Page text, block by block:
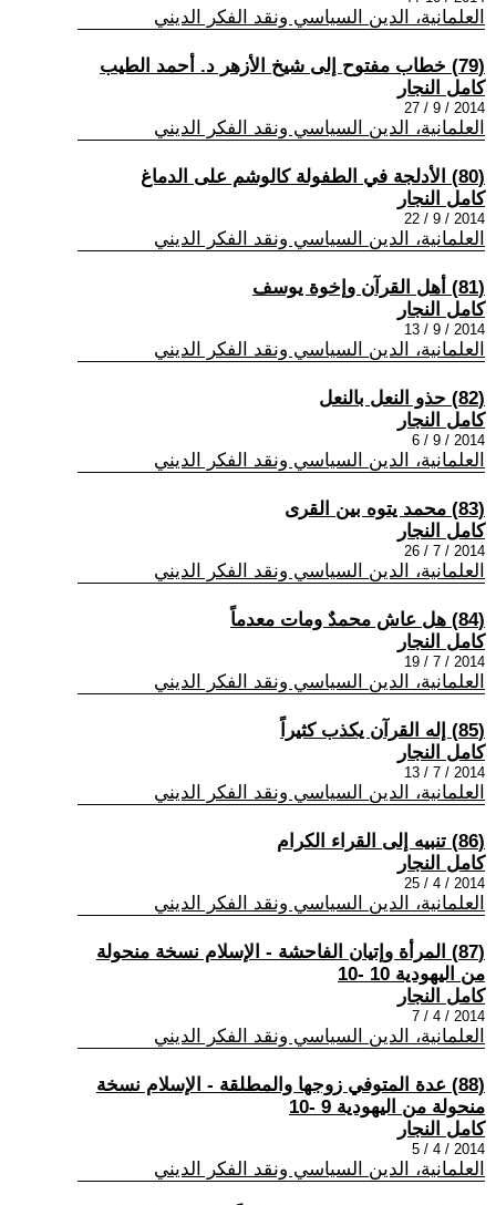
العلمانية، الدين السياسي ونقد الفكر الديني
(79) خطاب مفتوح إلى شيخ الأزهر د. أحمد الطيب
كامل النجار
2014 / 9 / 27
العلمانية، الدين السياسي ونقد الفكر الديني
(80) الأدلجة في الطفولة كالوشم على الدماغ
كامل النجار
2014 / 9 / 22
العلمانية، الدين السياسي ونقد الفكر الديني
(81) أهل القرآن وإخوة يوسف
كامل النجار
2014 / 9 / 13
العلمانية، الدين السياسي ونقد الفكر الديني
(82) حذو النعل بالنعل
كامل النجار
2014 / 9 / 6
العلمانية، الدين السياسي ونقد الفكر الديني
(83) محمد يتوه بين القرى
كامل النجار
2014 / 7 / 26
العلمانية، الدين السياسي ونقد الفكر الديني
(84) هل عاش محمدٌ ومات معدماً
كامل النجار
2014 / 7 / 19
العلمانية، الدين السياسي ونقد الفكر الديني
(85) إله القرآن يكذب كثيراً
كامل النجار
2014 / 7 / 13
العلمانية، الدين السياسي ونقد الفكر الديني
(86) تنبيه إلى القراء الكرام
كامل النجار
2014 / 4 / 25
العلمانية، الدين السياسي ونقد الفكر الديني
(87) المرأة وإتيان الفاحشة - الإسلام نسخة منحولة
من اليهودية 10 -10
كامل النجار
2014 / 4 / 7
العلمانية، الدين السياسي ونقد الفكر الديني
(88) عدة المتوفي زوجها والمطلقة - الإسلام نسخة
منحولة من اليهودية 9 -10
كامل النجار
2014 / 4 / 5
العلمانية، الدين السياسي ونقد الفكر الديني